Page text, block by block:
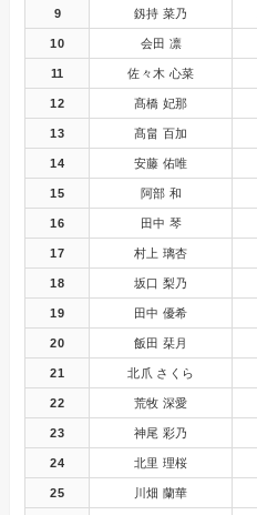
9 釼持 菜乃
10 会田 凛
11 佐々木 心菜
12 髙橋 妃那
13 髙畠 百加
14 安藤 佑唯
15 阿部 和
16 田中 琴
17 村上 璃杏
18 坂口 梨乃
19 田中 優希
20 飯田 栞月
21 北爪 さくら
22 荒牧 深愛
23 神尾 彩乃
24 北里 理桜
25 川畑 蘭華